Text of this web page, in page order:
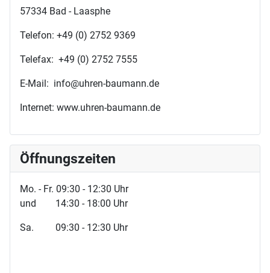
57334 Bad - Laasphe
Telefon: +49 (0) 2752 9369
Telefax: +49 (0) 2752 7555
E-Mail: info@uhren-baumann.de
Internet: www.uhren-baumann.de
Öffnungszeiten
Mo. - Fr. 09:30 - 12:30 Uhr
und 14:30 - 18:00 Uhr
Sa. 09:30 - 12:30 Uhr